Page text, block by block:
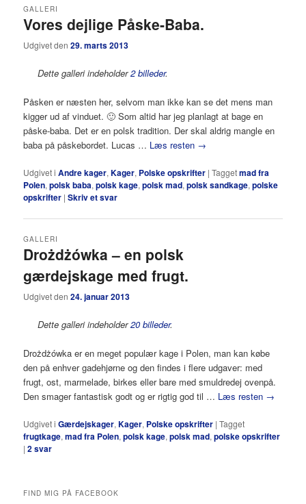
Vores dejlige Påske-Baba.
GALLERI
Udgivet den29. marts 2013
Dette galleri indeholder2 billeder.
Påsken er næsten her, selvom man ikke kan se det mens man
kigger ud af vinduet. 🙂 Som altid har jeg planlagt at bage en
påske-baba. Det er en polsk tradition. Der skal aldrig mangle en
baba på påskebordet. Lucas … Læs resten →
Udgivet i Andre kager,Kager, Polske opskrifter |Taggetmad fra
Polen,polsk baba,polsk kage,polsk mad,polsk sandkage,polske
opskrifter |Skriv et svar
Drożdżówka – en polsk
gærdejskage med frugt.
GALLERI
Udgivet den24. januar 2013
Dette galleri indeholder20 billeder.
Drożdżówka er en meget populær kage i Polen, man kan købe
den på enhver gadehjørne og den findes i flere udgaver: med
frugt, ost, marmelade, birkes eller bare med smuldredej ovenpå.
Den smager fantastisk godt og er rigtig god til … Læs resten →
Udgivet i Gærdejskager,Kager, Polske opskrifter |Tagget
frugtkage,mad fra Polen,polsk kage,polsk mad,polske opskrifter
|2svar
FIND MIG PÅ FACEBOOK